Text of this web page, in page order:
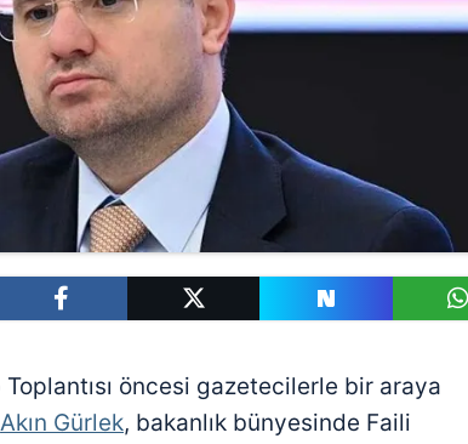
öncesi gazetecilerle bir araya
Akın Gürlek, bakanlık bünyesinde Faili